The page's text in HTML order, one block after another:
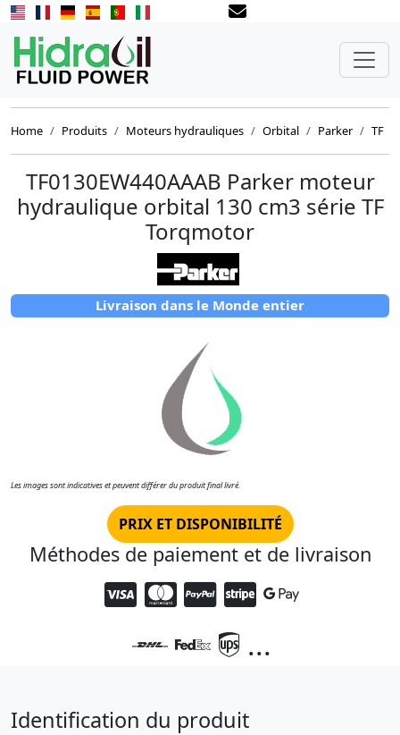
Home Produits Moteurs hydrauliques Orbital Parker TF
TF0130EW440AAAB Parker moteur
hydraulique orbital 130 cm3 série TF
Torqmotor
Livraison dans le Monde entier
Les images sont indicatives et peuvent différer du produit final livré.
PRIX ET DISPONIBILITÉ
Méthodes de paiement et de livraison
...
Identification du produit